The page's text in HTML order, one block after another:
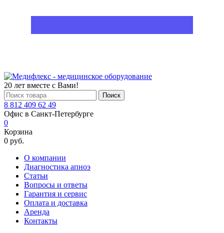
20 лет вместе с Вами!
Поиск
8 812 409 62 49
Офис в Санкт-Петербурге
0
Корзина
0 руб.
О компании
Диагностика апноэ
Статьи
Вопросы и ответы
Гарантия и сервис
Оплата и доставка
Аренда
Контакты